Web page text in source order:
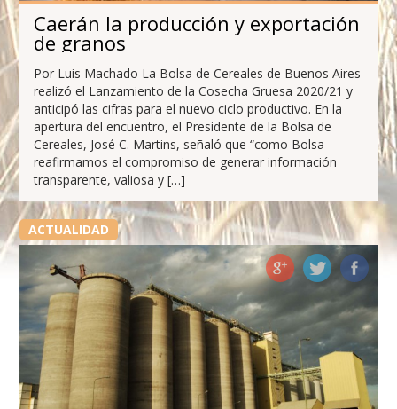
Caerán la producción y exportación
de granos
Por Luis Machado La Bolsa de Cereales de Buenos Aires
realizó el Lanzamiento de la Cosecha Gruesa 2020/21 y
anticipó las cifras para el nuevo ciclo productivo. En la
apertura del encuentro, el Presidente de la Bolsa de
Cereales, José C. Martins, señaló que “como Bolsa
reafirmamos el compromiso de generar información
transparente, valiosa y […]
ACTUALIDAD